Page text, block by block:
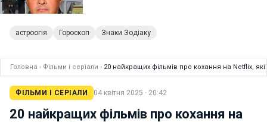
астроогія Гороскоп Знаки Зодіаку
Головна › Фільми і серіали › 20 найкращих фільмів про кохання на Netflix,
ФІЛЬМИ І СЕРІАЛИ 04 квітня 2025 · 20:42
20 найкращих фільмів про кохання на